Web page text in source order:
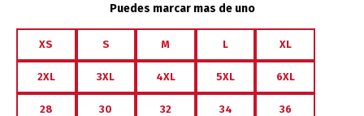
Puedes marcar mas de uno
XS S M L XL
2XL 3XL 4XL 5XL 6XL
28 30 32 34 36